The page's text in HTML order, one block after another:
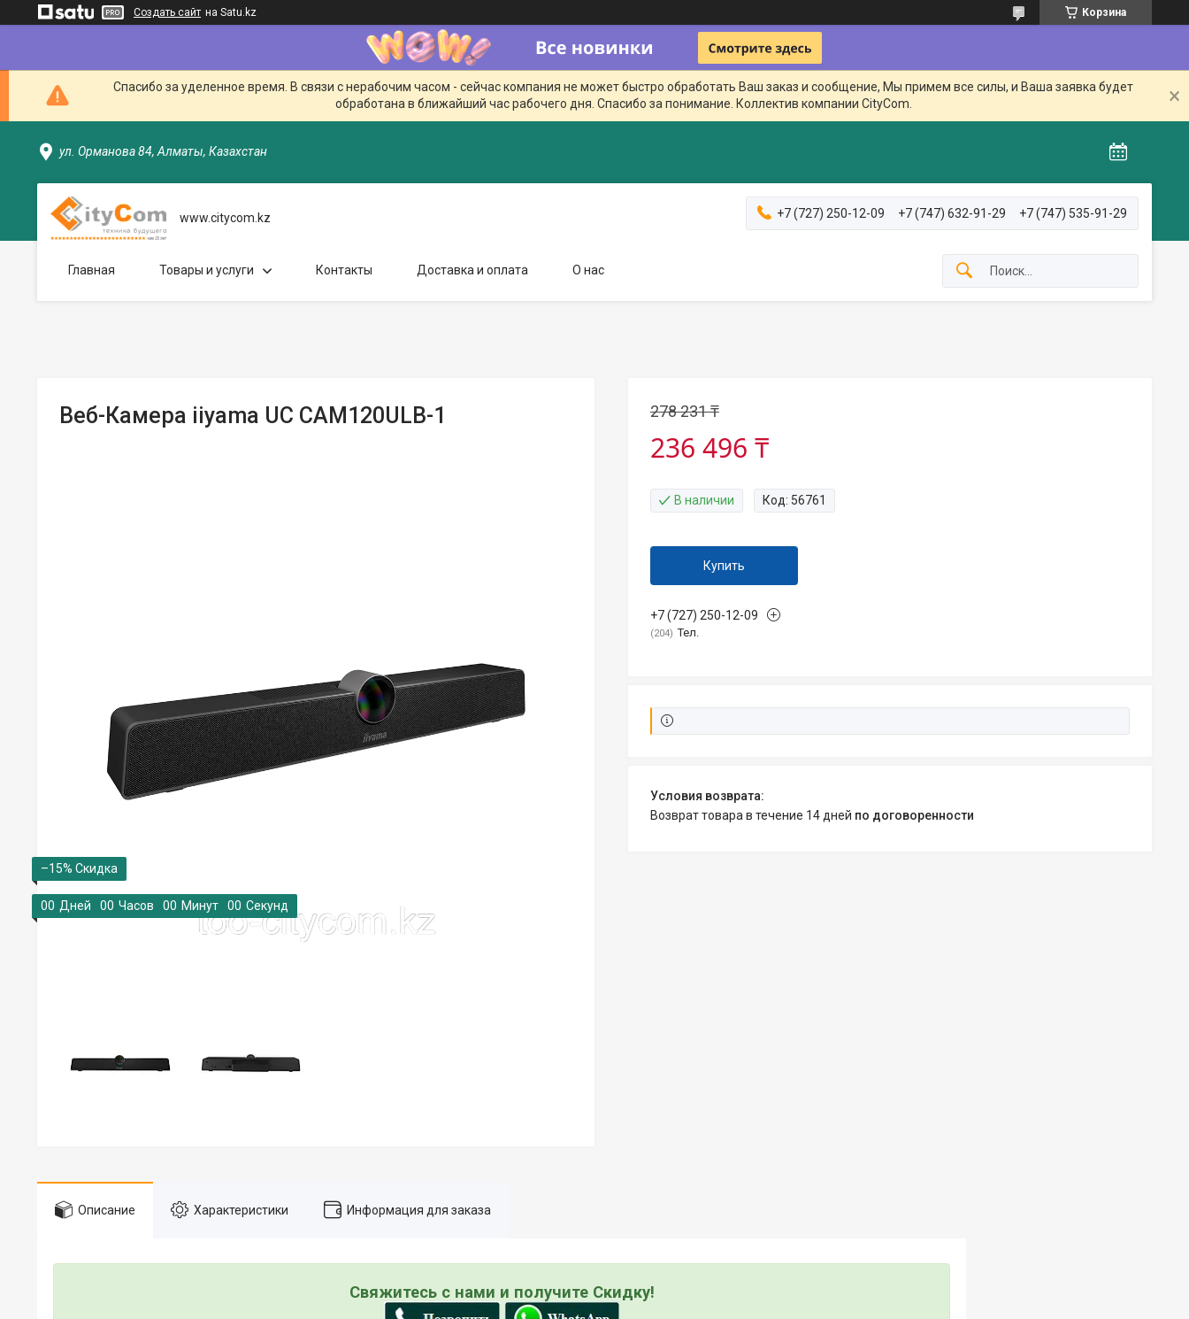
Создать сайт на Satu.kz Корзина
Спасибо за уделенное время. В связи с нерабочим часом - сейчас компания не может быстро обработать Ваш заказ и сообщение, Мы примем все силы, и Ваша заявка будет
обработана в ближайший час рабочего дня. Спасибо за понимание. Коллектив компании CityCom.
ул. Орманова 84, Алматы, Казахстан
www.citycom.kz +7 (727) 250-12-09 +7 (747) 632-91-29 +7 (747) 535-91-29
Главная Товары и услуги Контакты Доставка и оплата О нас
Веб-Камера iiyama UC CAM120ULB-1
–15%
00 Дней 00 Часов 00 Минут 00 Секунд
278 231 ₸
236 496 ₸
В наличии Код: 56761
Купить
+7 (727) 250-12-09
204 Тел.
возврат товара в течение 14 дней по договоренности
Описание Характеристики Информация для заказа
Свяжитесь с нами и получите Скидку!